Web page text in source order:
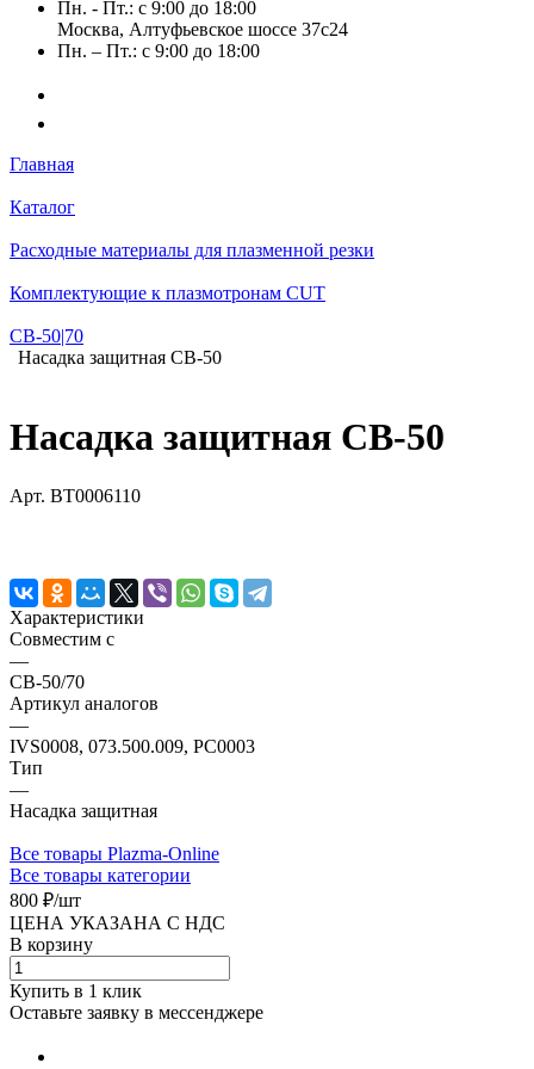
Пн. - Пт.: с 9:00 до 18:00
Москва, Алтуфьевское шоссе 37с24
Пн. – Пт.: с 9:00 до 18:00
Главная
Каталог
Расходные материалы для плазменной резки
Комплектующие к плазмотронам CUT
СВ-50|70
Насадка защитная CB-50
Насадка защитная CB-50
Арт. BT0006110
Характеристики
Совместим с
—
СВ-50/70
Артикул аналогов
—
IVS0008, 073.500.009, PC0003
Тип
—
Насадка защитная
Все товары Plazma-Online
Все товары категории
800 ₽/шт
ЦЕНА УКАЗАНА С НДС
В корзину
Купить в 1 клик
Оставьте заявку в мессенджере